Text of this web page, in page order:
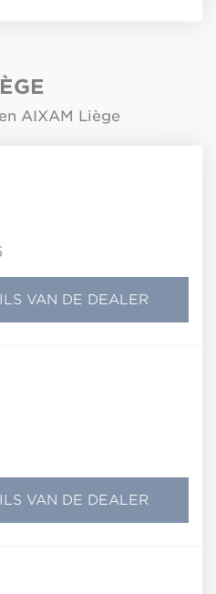
AIXAM Liège
VAN DE DEALER
VAN DE DEALER